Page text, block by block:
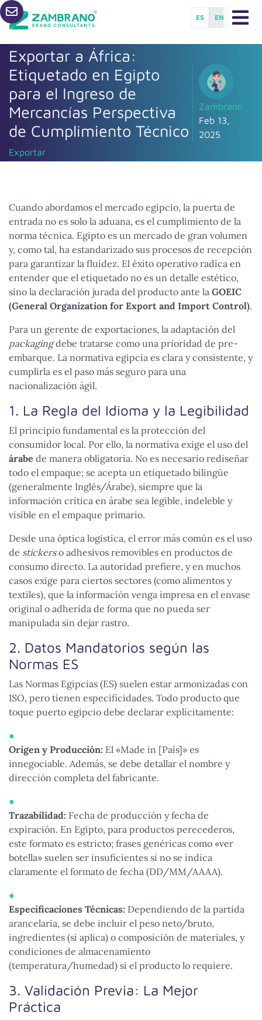
EN
ES
Exportar a África:
Etiquetado en Egipto
para el Ingreso de
Mercancías Perspectiva
de Cumplimiento Técnico
Exportar
Zambrano
Feb 13,
2025
Cuando abordamos el mercado egipcio, la puerta de
entrada no es solo la aduana, es el cumplimiento de la
norma técnica. Egipto es un mercado de gran volumen
y, como tal, ha estandarizado sus procesos de recepción
para garantizar la fluidez. El éxito operativo radica en
entender que el etiquetado no es un detalle estético,
sino la declaración jurada del producto ante la GOEIC
(General Organization for Export and Import Control).
Para un gerente de exportaciones, la adaptación del
packagingdebe tratarse como una prioridad de pre-
embarque. La normativa egipcia es clara y consistente, y
cumplirla es el paso más seguro para una
nacionalización ágil.
1. La Regla del Idioma y la Legibilidad
El principio fundamental es la protección del
consumidor local. Por ello, la normativa exige el uso del
árabe de manera obligatoria. No es necesario rediseñar
todo el empaque; se acepta un etiquetado bilingüe
(generalmente Inglés/Árabe), siempre que la
información crítica en árabe sea legible, indeleble y
visible en el empaque primario.
Desde una óptica logística, el error más común es el uso
de stickerso adhesivos removibles en productos de
consumo directo. La autoridad prefiere, y en muchos
casos exige para ciertos sectores (como alimentos y
textiles), que la información venga impresa en el envase
original o adherida de forma que no pueda ser
manipulada sin dejar rastro.
2. Datos Mandatorios según las
Normas ES
Las Normas Egipcias (ES) suelen estar armonizadas con
ISO, pero tienen especificidades. Todo producto que
toque puerto egipcio debe declarar explícitamente:
Origen y Producción: El «Made in [País]» es
innegociable. Además, se debe detallar el nombre y
dirección completa del fabricante.
Trazabilidad: Fecha de producción y fecha de
expiración. En Egipto, para productos perecederos,
este formato es estricto; frases genéricas como «ver
botella» suelen ser insuficientes si no se indica
claramente el formato de fecha (DD/MM/AAAA).
Especificaciones Técnicas: Dependiendo de la partida
arancelaria, se debe incluir el peso neto/bruto,
ingredientes (si aplica) o composición de materiales, y
condiciones de almacenamiento
(temperatura/humedad) si el producto lo requiere.
3. Validación Previa: La Mejor
Práctica